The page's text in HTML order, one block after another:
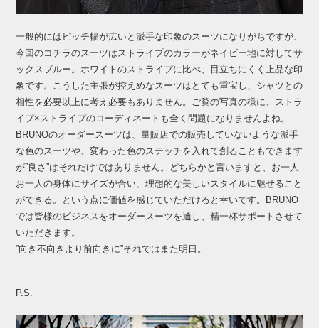
一般的にはピッチ幅が広いと派手な印象のスーツになりがちですが、
今回のコチラのスーツはストライプのカラーがネイビー地に対してサ
ックスブルー。ホワイトのストライプに比べ、目立ちにくく上品な印
象です。こうした主張が控えめなスーツはとても重宝し、シャツとの
相性を必要以上に考え必要もありません。ご覧の写真の様に、ストラ
イプ×ストライプのコーディネートも全く問題になりませんよね。
BRUNOのオーダースーツは、量販店での販売していないような派手
な色のスーツや、変わった色のステッチを入れて創ることもできます
が”良さ”はそれだけではありません。どちらかと言いますと、お一人
お一人の身体にサイズが合い、理想的な美しいスタイルに魅せること
ができる。という点に価値を感じていただけると幸いです。BRUNO
では皆様のビジネスをオーダースーツを通し、精一杯サポートさせて
いただきます。
”向き不向きより前向きに”それではまた明日。
P.S.